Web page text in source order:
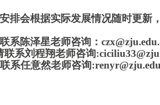
排会根据实际发展情况随时更新
系陈泽星老师咨询：
系刘程翔老师咨询
系任意然老师咨询